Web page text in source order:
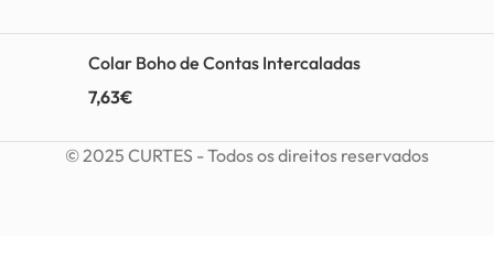
Colar Boho de Contas Intercaladas
7,63€
© 2025 CURTES - Todos os direitos reservados